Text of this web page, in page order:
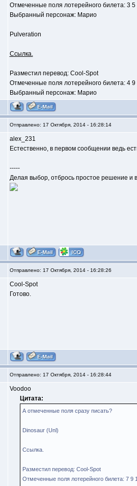
Отмеченные поля лотерейного билета: 3 5
Выбранный персонаж: Марио
Pulveration
Ссылка.
Разместил перевод: Cool-Spot
Отмеченные поля лотерейного билета: 4 9
Выбранный персонаж: Марио
Отправлено: 17 Октября, 2014 - 16:28:14
alex_231
Естественно, в первом сообщении ведь
-----
Делая выбор, отбрось простое решение и
Отправлено: 17 Октября, 2014 - 16:28:26
Cool-Spot
Готово.
Отправлено: 17 Октября, 2014 - 16:28:44
Voodoo
Цитата:
А отмеченные поля сразу писать?
Dinosaur (Unl)
Ссылка.
Разместил перевод: Cool-Spot
Отмеченные поля лотерейного билета: 7 9